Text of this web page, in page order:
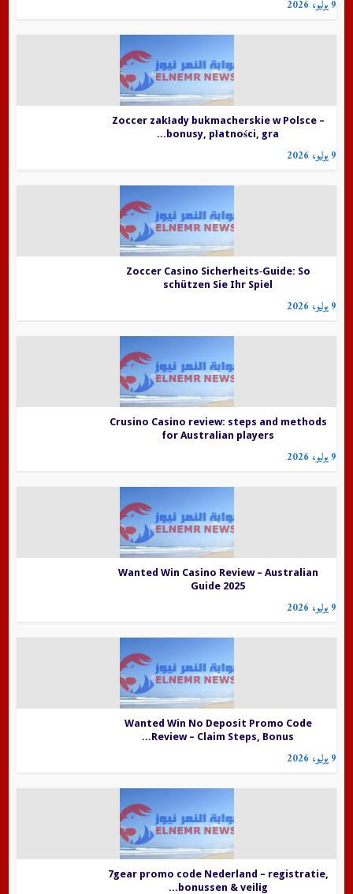
9 يوليو، 2026
Zoccer zakłady bukmacherskie w Polsce –
bonusy, płatności, gra...
9 يوليو، 2026
Zoccer Casino Sicherheits‑Guide: So
schützen Sie Ihr Spiel
9 يوليو، 2026
Crusino Casino review: steps and methods
for Australian players
9 يوليو، 2026
Wanted Win Casino Review – Australian
Guide 2025
9 يوليو، 2026
Wanted Win No Deposit Promo Code
Review – Claim Steps, Bonus...
9 يوليو، 2026
7gear promo code Nederland – registratie,
bonussen & veilig...